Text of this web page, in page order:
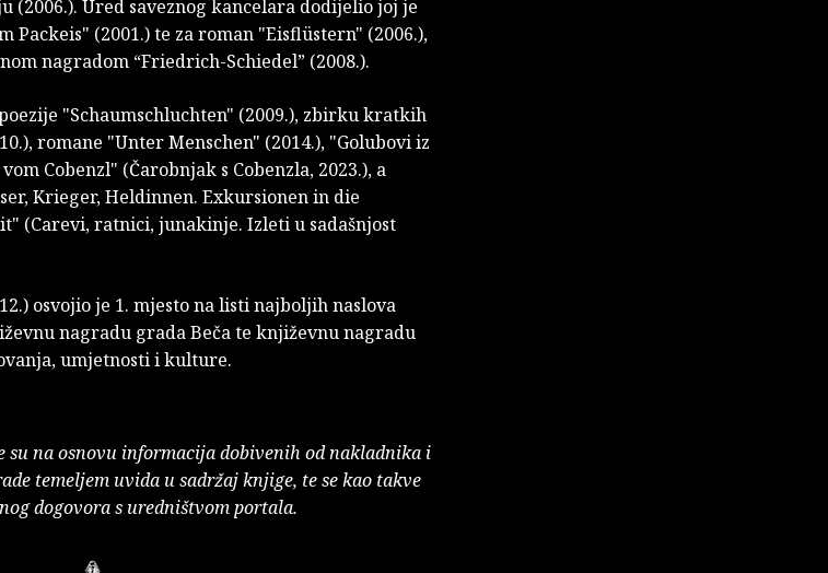
(2006.). Ured saveznog kancelara dodijelio joj je
(2001.) te za roman "Eisflüstern" (2006.),
nagradom “Friedrich-Schiedel” (2008.).
"Schaumschluchten" (2009.), zbirku kratkih
romane "Unter Menschen" (2014.), "Golubovi iz
Cobenzl" (Čarobnjak s Cobenzla, 2023.), a
Krieger, Heldinnen. Exkursionen in die
(Carevi, ratnici, junakinje. Izleti u sadašnjost
osvojio je 1. mjesto na listi najboljih naslova
nagradu grada Beča te književnu nagradu
umjetnosti i kulture.
su na osnovu informacija dobivenih od nakladnika i
temeljem uvida u sadržaj knjige, te se kao takve
dogovora s uredništvom portala.